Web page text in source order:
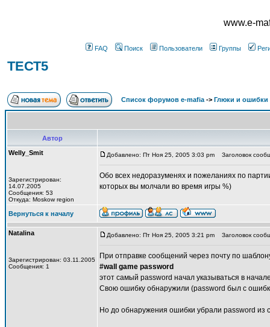
www.e-
FAQ Поиск Пользователи Группы
ТЕСТ5
Список форумов e-mafia -> Глюки и ошибки
Автор
Welly_Smit
Зарегистрирован:
14.07.2005
Сообщения: 53
Откуда: Moskow region
Добавлено: Пт Ноя 25, 2005 3:03 pm Заголовок
Обо всех недоразуменях и пожеланиях по
которых вы молчали во время игры %)
Вернуться к началу
Natalina
Зарегистрирован: 03.11.2005
Сообщения: 1
Добавлено: Пт Ноя 25, 2005 3:21 pm Заголовок
При отправке сообщений через почту по
#wall game password
этот самый password начал указываться в
Свою ошибку обнаружили (password был с
Но до обнаружения ошибки убрали password